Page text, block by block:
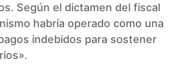
Según el dictamen del fiscal
habría operado como una
indebidos para sostener